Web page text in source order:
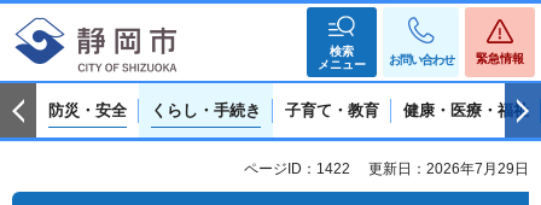
検索
メニュー
お問い合わせ 緊急情報
防災・安全 くらし・手続き 子育て・教育 健康・医療・福祉
ページID：1422 更新日：2026年7月29日